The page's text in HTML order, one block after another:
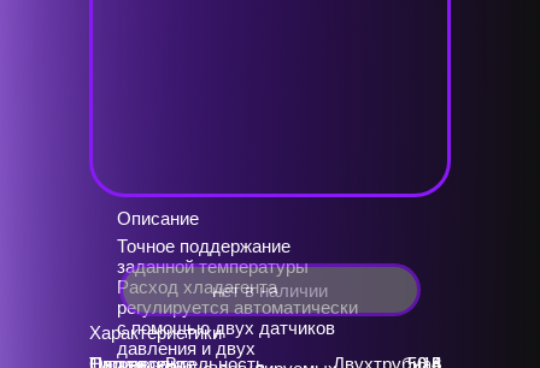
Двухтрубная
Тип
Характеристики
Точное поддержание
заданной температуры
Расход хладагента
регулируется автоматически
с помощью двух датчиков
давления и двух
Описание
нет в наличии
Охлаждение,
50,4
Нагрев, кВт 56,5
Производительность,
18